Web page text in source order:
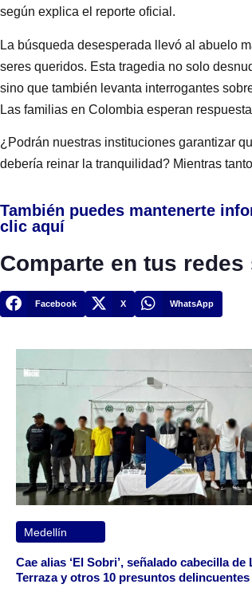
según explica el reporte oficial.
La búsqueda desesperada llevó al abuelo
seres queridos. Esta tragedia no solo
sino que también levanta interrogantes
Las familias en Colombia esperan
¿Podrán nuestras instituciones garantizar
debería reinar la tranquilidad? Mientras
También puedes mantenerte
clic aquí
Comparte en tus
Facebook X WhatsApp
Medellín
Cae alias ‘El Sobri’, señalado cabecilla de
Terraza y otros 10 presuntos delincuentes